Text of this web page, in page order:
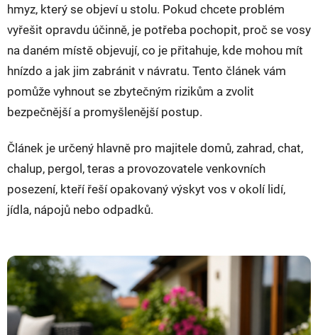
hmyz, který se objeví u stolu. Pokud chcete problém
vyřešit opravdu účinně, je potřeba pochopit, proč se vosy
na daném místě objevují, co je přitahuje, kde mohou mít
hnízdo a jak jim zabránit v návratu. Tento článek vám
pomůže vyhnout se zbytečným rizikům a zvolit
bezpečnější a promyšlenější postup.
Článek je určený hlavně pro majitele domů, zahrad, chat,
chalup, pergol, teras a provozovatele venkovních
posezení, kteří řeší opakovaný výskyt vos v okolí lidí,
jídla, nápojů nebo odpadků.